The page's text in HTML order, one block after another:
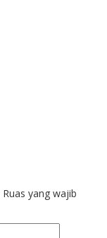
Ruas yang wajib